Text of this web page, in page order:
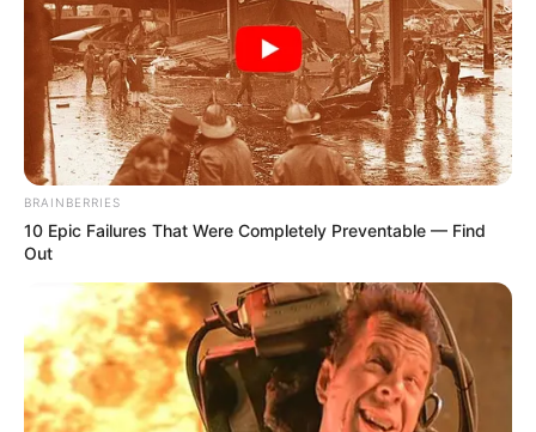
BRAINBERRIES
10 Epic Failures That Were Completely Preventable — Find
Out